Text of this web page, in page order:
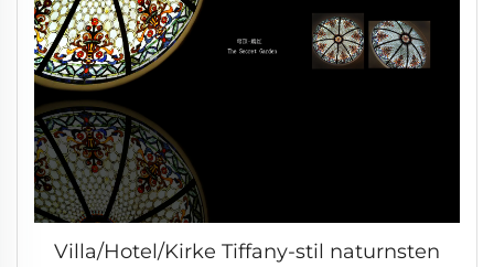
Villa/Hotel/Kirke Tiffany-stil naturnsten